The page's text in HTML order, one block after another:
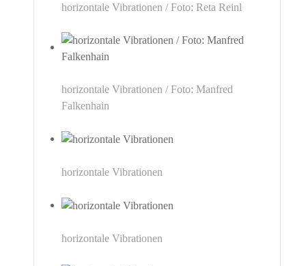
horizontale Vibrationen / Foto: Reta Reinl
horizontale Vibrationen / Foto: Manfred
Falkenhain
horizontale Vibrationen
horizontale Vibrationen